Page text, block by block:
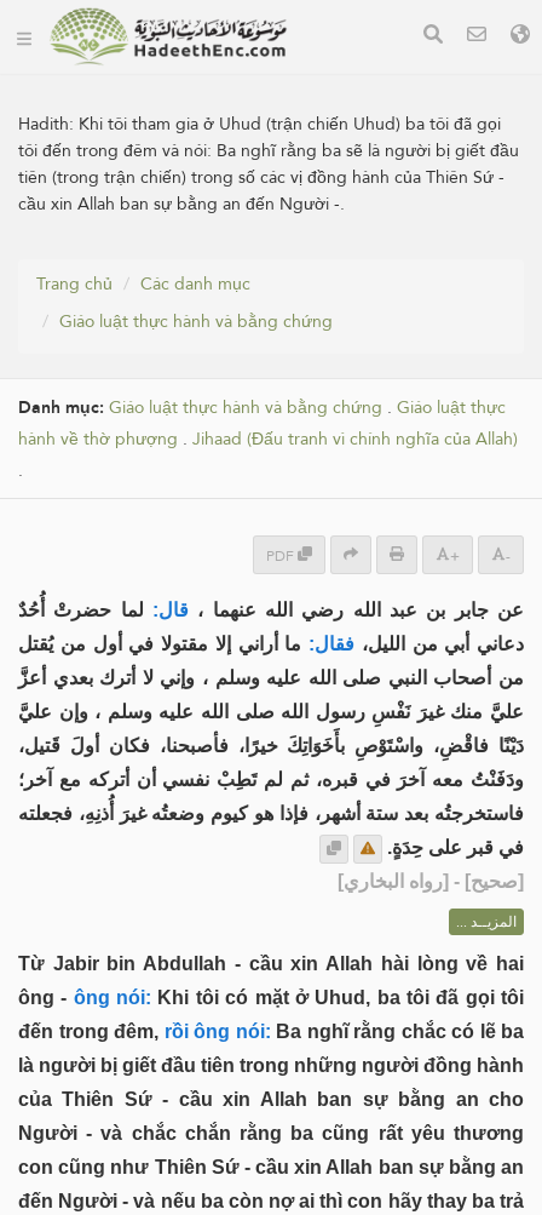
Hadith: Khi tôi tham gia ở Uhud (trận chiến Uhud) ba tôi đã gọi
tôi đến trong đêm và nói: Ba nghĩ rằng ba sẽ là người bị giết đầu
tiên (trong trận chiến) trong số các vị đồng hành của Thiên Sứ -
cầu xin Allah ban sự bằng an đến Người -.
Trang chủ
Các danh mục
Giáo luật thực hành và bằng chứng
Danh mục: Giáo luật thực hành và bằng chứng . Giáo luật thực
hành về thờ phượng . Jihaad (Đấu tranh vì chính nghĩa của Allah)
.
PDF + -
عن جابر بن عبد الله رضي الله عنهما ، قال: لما حضرتْ أُحُدٌ
دعاني أبي من الليل، فقال: ما أراني إلا مقتولا في أول من يُقتل
من أصحاب النبي صلى الله عليه وسلم ، وإني لا أترك بعدي أعزَّ
عليَّ منك غيرَ نَفْسِ رسول الله صلى الله عليه وسلم ، وإن عليَّ
دَيْنًا فاقْضِ، واسْتَوْصِ بأَخَوَاتِكَ خيرًا، فأصبحنا، فكان أولَ قَتيل،
ودَفَنْتُ معه آخرَ في قبره، ثم لم تَطِبْ نفسي أن أتركه مع آخر؛
فاستخرجتُه بعد ستة أشهر، فإذا هو كيوم وضعتُه غيرَ أُذنِهِ، فجعلته
في قبر على حِدَةٍ.
[صحيح] - [رواه البخاري]
المزيــد ...
Từ Jabir bin Abdullah - cầu xin Allah hài lòng về hai
ông - ông nói: Khi tôi có mặt ở Uhud, ba tôi đã gọi tôi
đến trong đêm, rồi ông nói: Ba nghĩ rằng chắc có lẽ ba
là người bị giết đầu tiên trong những người đồng hành
của Thiên Sứ - cầu xin Allah ban sự bằng an cho
Người - và chắc chắn rằng ba cũng rất yêu thương
con cũng như Thiên Sứ - cầu xin Allah ban sự bằng an
đến Người - và nếu ba còn nợ ai thì con hãy thay ba trả